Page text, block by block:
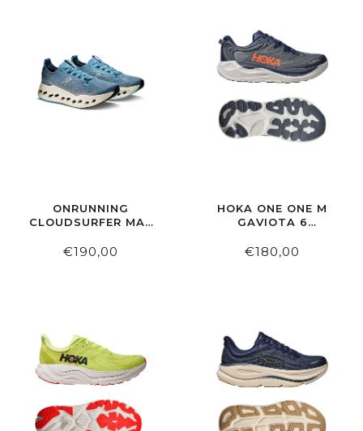
ONRUNNING
CLOUDSURFER MAX
€190,00
HOKA ONE ONE M
GAVIOTA 6
BLUE/FADED NAVY
€180,00